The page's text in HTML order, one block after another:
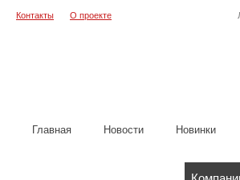
Контакты О проекте
Главная Новости Новинки